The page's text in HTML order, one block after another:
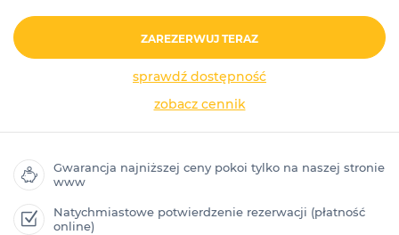
ZAREZERWUJ TERAZ
sprawdź dostępność
zobacz cennik
Gwarancja najniższej ceny pokoi tylko na naszej stronie
www
Natychmiastowe potwierdzenie rezerwacji (płatność
online)